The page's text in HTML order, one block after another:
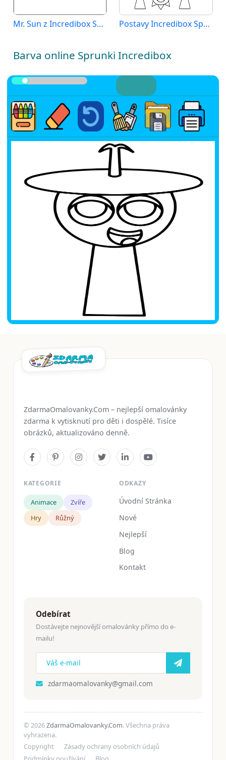
Mr. Sun z Incredibox Sprunki Postavy Incredibox Sprunki
Barva online Sprunki Incredibox
ZdarmaOmalovanky.Com – nejlepší omalovánky
zdarma k vytisknutí pro děti i dospělé. Tisíce
obrázků, aktualizováno denně.
KATEGORIE
Animace
Zvíře
Hry
Růžný
ODKAZY
Úvodní Stránka
Nové
Nejlepší
Blog
Kontakt
Odebírat
Dostávejte nejnovější omalovánky přímo do e-
mailu!
zdarmaomalovanky@gmail.com
© 2026ZdarmaOmalovanky.Com. Všechna práva
vyhrazena.
Copyright
Zásady ochrany osobních údajů